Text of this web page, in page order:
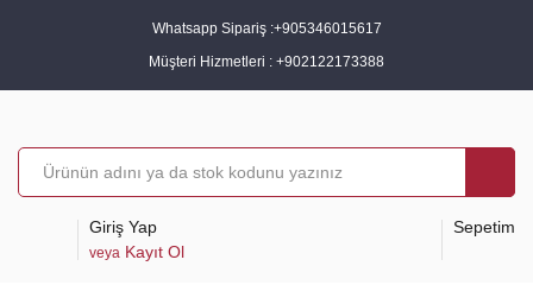
Whatsapp Sipariş :+905346015617
Müşteri Hizmetleri : +902122173388
Giriş Yap
veya Kayıt Ol
Sepetim